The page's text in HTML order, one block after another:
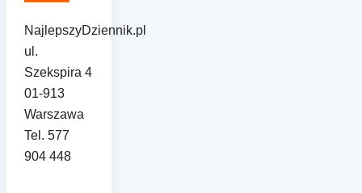
NajlepszyDziennik.pl
ul.
Szekspira 4
01-913
Warszawa
Tel. 577
904 448